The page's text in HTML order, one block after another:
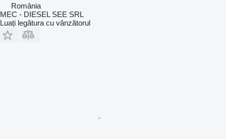
România
MEC - DIESEL SEE SRL
Luați legătura cu vânzătorul